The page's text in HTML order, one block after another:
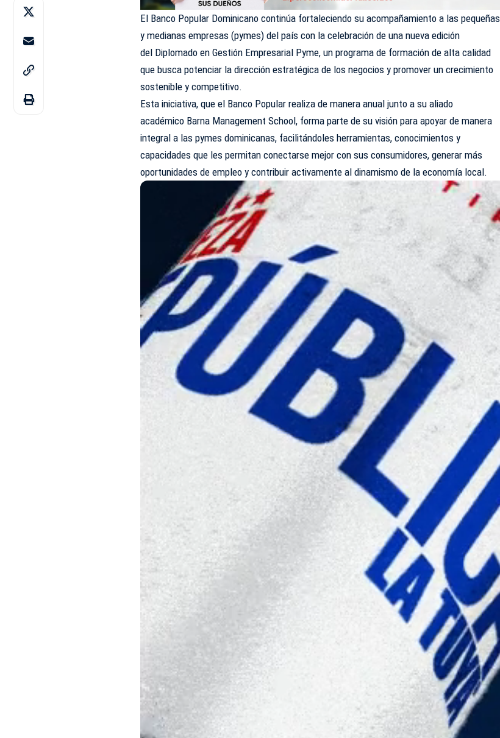
El Banco Popular Dominicano continúa fortaleciendo su acompañamiento a las pequeñas
y medianas empresas (pymes) del país con la celebración de una nueva edición
del Diplomado en Gestión Empresarial Pyme, un programa de formación de alta calidad
que busca potenciar la dirección estratégica de los negocios y promover un crecimiento
sostenible y competitivo.
Esta iniciativa, que el Banco Popular realiza de manera anual junto a su aliado
académico Barna Management School, forma parte de su visión para apoyar de manera
integral a las pymes dominicanas, facilitándoles herramientas, conocimientos y
capacidades que les permitan conectarse mejor con sus consumidores, generar más
oportunidades de empleo y contribuir activamente al dinamismo de la economía local.